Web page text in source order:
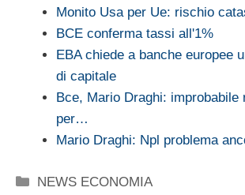
Monito Usa per Ue: rischio
BCE conferma tassi all'1%
EBA chiede a banche europee
di capitale
Bce, Mario Draghi: improbabile
per…
Mario Draghi: Npl problema
Categorie
NEWS ECONOMIA